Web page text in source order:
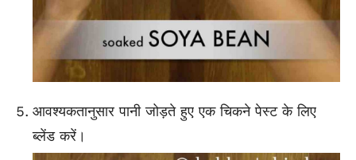
आवश्यकतानुसार पानी जोड़ते हुए एक चिकने पेस्ट के लिए
ब्लेंड करें।